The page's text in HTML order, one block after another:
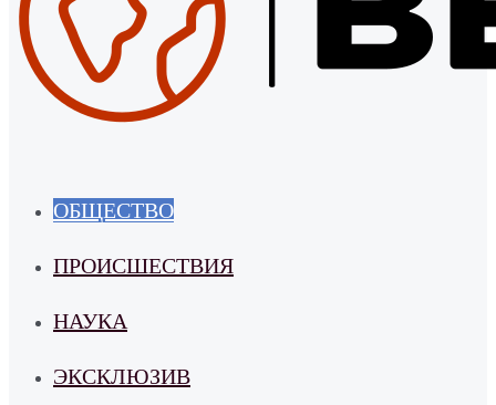
ОБЩЕСТВО
ПРОИСШЕСТВИЯ
НАУКА
ЭКСКЛЮЗИВ